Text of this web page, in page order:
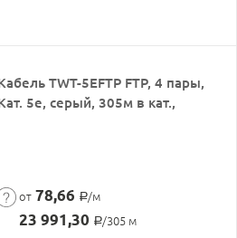
TWT-5EFTP FTP, 4 пары,
5e, серый, 305м в кат.,
от 78,66 Р/м
23 991,30 Р/305 м